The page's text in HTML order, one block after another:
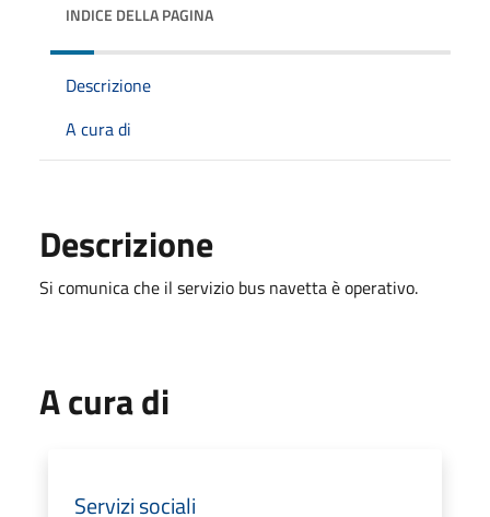
INDICE DELLA PAGINA
Descrizione
A cura di
Descrizione
Si comunica che il servizio bus navetta è operativo.
A cura di
Servizi sociali